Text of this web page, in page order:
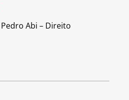
Pedro Abi – Direito